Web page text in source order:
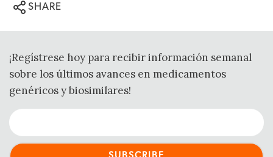
SHARE
¡Regístrese hoy para recibir información semanal
sobre los últimos avances en medicamentos
genéricos y biosimilares!